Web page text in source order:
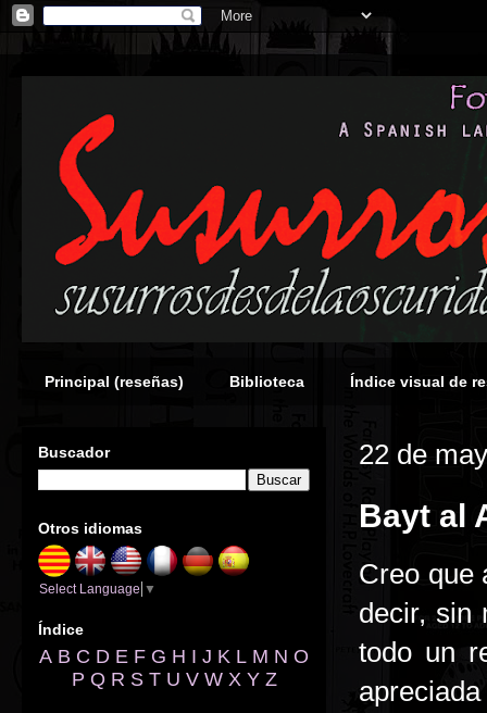
Principal (reseñas) Biblioteca Índice visual de
22 de
Bayt al
Creo que
decir, sin
todo un
Buscador
Otros idiomas
Select Language ▼
Índice
A B C D E F G H I J K L M N O
P Q R S T U V W X Y Z